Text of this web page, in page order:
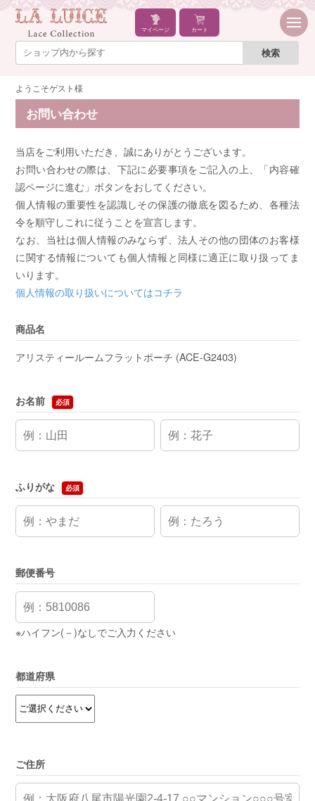
マイページ カート
ようこそゲスト様
お問い合わせ
当店をご利用いただき、誠にありがとうございます。
お問い合わせの際は、下記に必要事項をご記入の上、「内容確
認ページに進む」ボタンをおしてください。
個人情報の重要性を認識しその保護の徹底を図るため、各種法
令を順守しこれに従うことを宣言します。
なお、当社は個人情報のみならず、法人その他の団体のお客様
に関する情報についても個人情報と同様に適正に取り扱ってま
いります。
個人情報の取り扱いについてはコチラ
商品名
アリスティールームフラットポーチ (ACE-G2403)
お名前 必須
ふりがな 必須
郵便番号
※ハイフン(－)なしでご入力ください
都道府県
ご住所